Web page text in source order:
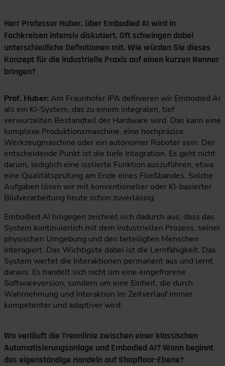
Herr Professor Huber, über Embodied AI wird in
Fachkreisen intensiv diskutiert. Oft schwingen dabei
unterschiedliche Definitionen mit. Wie würden Sie dieses
Konzept für die industrielle Praxis auf einen kurzen Nenner
bringen?
Prof. Huber: Am Fraunhofer IPA definieren wir Embodied AI
als ein KI-System, das zu einem integralen, tief
verwurzelten Bestandteil der Hardware wird. Das kann eine
komplexe Produktionsmaschine, eine hochpräzise
Werkzeugmaschine oder ein autonomer Roboter sein. Der
entscheidende Punkt ist die tiefe Integration. Es geht nicht
darum, lediglich eine isolierte Funktion auszuführen, etwa
eine Qualitätsprüfung am Ende eines Fließbandes. Solche
Aufgaben lösen wir mit konventioneller oder KI-basierter
Bildverarbeitung heute schon zuverlässig.
Embodied AI hingegen zeichnet sich dadurch aus, dass das
System kontinuierlich mit dem industriellen Prozess, seiner
physischen Umgebung und den beteiligten Menschen
interagiert. Das Wichtigste dabei ist die Lernfähigkeit. Das
System wertet die Interaktionen permanent aus und lernt
daraus. Es handelt sich nicht um eine eingefrorene
Softwareversion, sondern um eine Einheit, die durch
Wahrnehmung und Interaktion im Zeitverlauf immer
kompetenter und adaptiver wird.
Wo verläuft die Trennlinie zwischen einer klassischen
Automatisierungsanlage und Embodied AI? Wann beginnt
das eigenständige Handeln auf Shopfloor-Ebene?